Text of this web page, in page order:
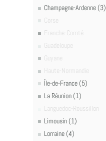
Champagne-Ardenne (3)
Corse
Franche-Comté
Guadeloupe
Guyane
Haute-Normandie
Île-de-France (5)
La Réunion (1)
Languedoc-Roussillon
Limousin (1)
Lorraine (4)